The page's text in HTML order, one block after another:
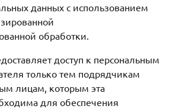
данных с использованием
обработки.
доступ к персональным
только тем подрядчикам
лицам, которым эта
для обеспечения